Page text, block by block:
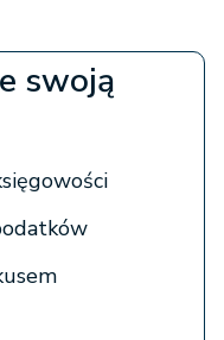
swoją